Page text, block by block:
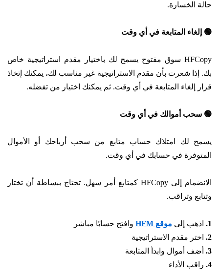
حالة الخسارة.
🟢 إلغاء المتابعة في أي وقت
HFCopy سوق مفتوح يسمح لك باختيار مقدم استراتيجية خاص
بك. إذا شعرت بأن مقدم الاستراتيجية غير مناسب لك، يمكنك إتخاذ
قرار إلغاء المتابعة في أي وقت. ثم يمكنك اختيار من تفضله.
🟢 سحب أموالك في أي وقت
يسمح لك امتلاك حساب متابع من سحب أرباحك أو الأموال
المتوفرة في حسابك في أي وقت.
الانضمام إلى HFCopy كمتابع أمر سهل. تحتاج ببساطة أن تختار
وتتابع وتراقب.
1. اذهب إلى موقع HFM
وافتح حسابًا مباشر
2.
اختر مقدم الاستراتيجية
3.
أضف أموال وابدأ المتابعة
4. راقب الأداء